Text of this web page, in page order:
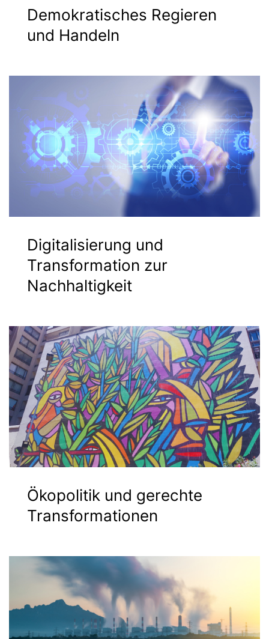
Demokratisches Regieren
und Handeln
Digitalisierung und
Transformation zur
Nachhaltigkeit
Ökopolitik und gerechte
Transformationen